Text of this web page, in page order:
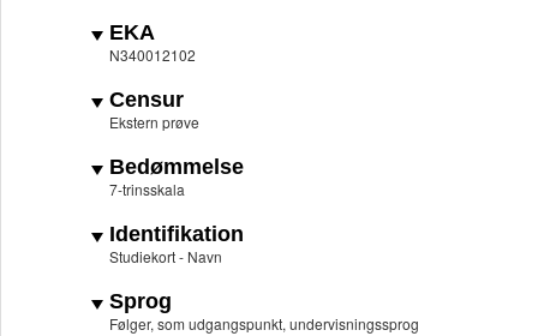
EKA
N340012102
Censur
Ekstern prøve
Bedømmelse
7-trinsskala
Identifikation
Studiekort - Navn
Sprog
Følger, som udgangspunkt, undervisningssprog